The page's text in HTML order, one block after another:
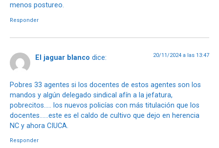
menos postureo.
Responder
El jaguar blanco dice: 20/11/2024 a las 13:47
Pobres 33 agentes si los docentes de estos agentes son los
mandos y algún delegado sindical afín a la jefatura,
pobrecitos….. los nuevos policías con más titulación que los
docentes……este es el caldo de cultivo que dejo en herencia
NC y ahora CIUCA.
Responder